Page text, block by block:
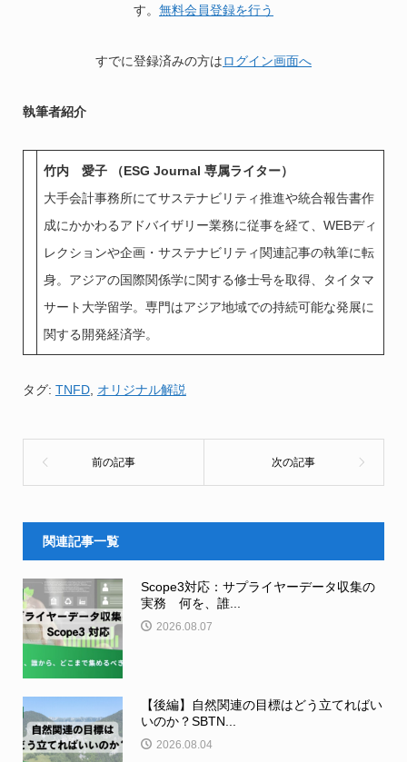
す。 無料会員登録を行う
すでに登録済みの方はログイン画面へ
執筆者紹介
竹内 愛子 （ESG Journal 専属ライター）
大手会計事務所にてサステナビリティ推進や統合報告書作
成にかかわるアドバイザリー業務に従事を経て、WEBディ
レクションや企画・サステナビリティ関連記事の執筆に転
身。アジアの国際関係学に関する修士号を取得、タイタマ
サート大学留学。専門はアジア地域での持続可能な発展に
関する開発経済学。
タグ: TNFD, オリジナル解説
関連記事一覧
Scope3対応：サプライヤーデータ収集の
実務 何を、誰...
2026.08.07
【後編】自然関連の目標はどう立てればい
いのか？SBTN...
2026.08.04